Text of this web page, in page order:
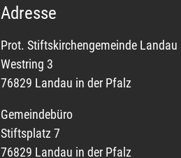
Adresse
Prot. Stiftskirchengemeinde Landau
Westring 3
76829 Landau in der Pfalz
Gemeindebüro
Stiftsplatz 7
76829 Landau in der Pfalz